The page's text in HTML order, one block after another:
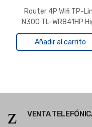
Router 4P Wifi TP-
N300 TL-WR841HP
Power
Añadir al carrito
VENTA